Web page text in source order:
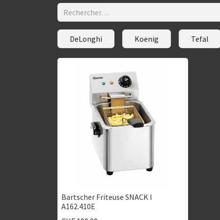
DeLonghi Koenig Tefal
Bartscher Friteuse SNACK I
A162.410E